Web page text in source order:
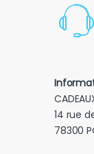
14 rue
78300